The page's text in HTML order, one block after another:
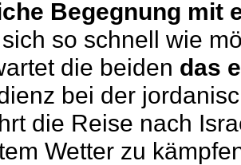
Begegnung mit
so schnell wie
die beiden das
bei der
die Reise nach
Wetter zu